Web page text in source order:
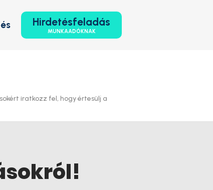
Hirdetésfeladás
MUNKAADÓKNAK
iratkozz fel, hogy értesülj a